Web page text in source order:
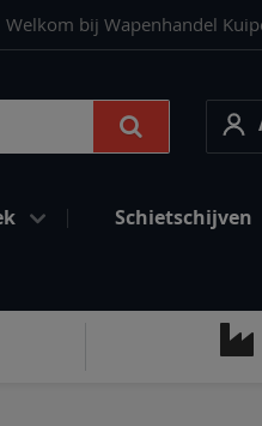
Welkom bij Wapenhandel
Schietschijven